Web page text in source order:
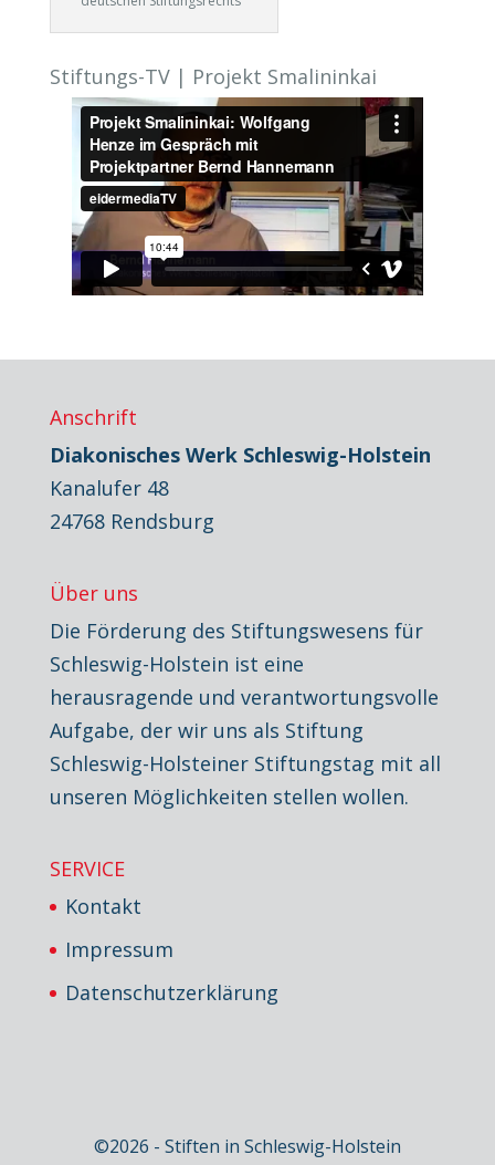
Stiftungs-TV | Projekt Smalininkai
Anschrift
Diakonisches Werk Schleswig-Holstein
Kanalufer 48
24768 Rendsburg
Über uns
Die Förderung des Stiftungswesens für
Schleswig-Holstein ist eine
herausragende und verantwortungsvolle
Aufgabe, der wir uns als Stiftung
Schleswig-Holsteiner Stiftungstag mit all
unseren Möglichkeiten stellen wollen.
SERVICE
Kontakt
Impressum
Datenschutzerklärung
©2026 - Stiften in Schleswig-Holstein